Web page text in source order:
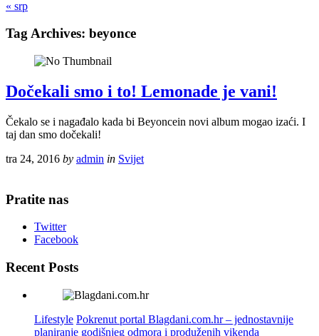
« srp
Tag Archives: beyonce
Dočekali smo i to! Lemonade je vani!
Čekalo se i nagađalo kada bi Beyoncein novi album mogao izaći. I
taj dan smo dočekali!
tra 24, 2016 by admin in Svijet
Pratite nas
Twitter
Facebook
Recent Posts
Lifestyle Pokrenut portal Blagdani.com.hr – jednostavnije
planiranje godišnjeg odmora i produženih vikenda